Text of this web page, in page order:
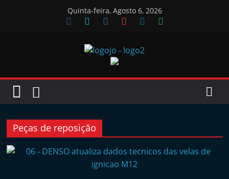
Quinta-feira, Agosto 6, 2026
Jornal
Oficinas
J
Peças de reposição